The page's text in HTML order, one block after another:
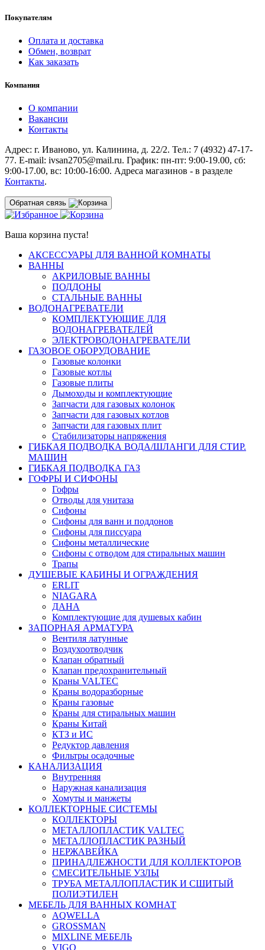
Покупателям
Оплата и доставка
Обмен, возврат
Как заказать
Компания
О компании
Вакансии
Контакты
Адрес: г. Иваново, ул. Калинина, д. 22/2. Тел.: 7 (4932) 47-17-
77. E-mail: ivsan2705@mail.ru. График: пн-пт: 9:00-19.00, сб:
9:00-17.00, вс: 10:00-16:00. Адреса магазинов - в разделе
Контакты.
Обратная связь
Ваша корзина пуста!
АКСЕССУАРЫ ДЛЯ ВАННОЙ КОМНАТЫ
ВАННЫ
АКРИЛОВЫЕ ВАННЫ
ПОДДОНЫ
СТАЛЬНЫЕ ВАННЫ
ВОДОНАГРЕВАТЕЛИ
КОМПЛЕКТУЮЩИЕ ДЛЯ
ВОДОНАГРЕВАТЕЛЕЙ
ЭЛЕКТРОВОДОНАГРЕВАТЕЛИ
ГАЗОВОЕ ОБОРУДОВАНИЕ
Газовые колонки
Газовые котлы
Газовые плиты
Дымоходы и комплектующие
Запчасти для газовых колонок
Запчасти для газовых котлов
Запчасти для газовых плит
Стабилизаторы напряжения
ГИБКАЯ ПОДВОДКА ВОДА/ШЛАНГИ ДЛЯ СТИР.
МАШИН
ГИБКАЯ ПОДВОДКА ГАЗ
ГОФРЫ И СИФОНЫ
Гофры
Отводы для унитаза
Сифоны
Сифоны для ванн и поддонов
Сифоны для писсуара
Сифоны металлические
Сифоны с отводом для стиральных машин
Трапы
ДУШЕВЫЕ КАБИНЫ И ОГРАЖДЕНИЯ
ERLIT
NIAGARA
ДАНА
Комплектующие для душевых кабин
ЗАПОРНАЯ АРМАТУРА
Вентиля латунные
Воздухоотводчик
Клапан обратный
Клапан предохранительный
Краны VALTEC
Краны водоразборные
Краны газовые
Краны для стиральных машин
Краны Китай
КТЗ и ИС
Редуктор давления
Фильтры осадочные
КАНАЛИЗАЦИЯ
Внутренняя
Наружная канализация
Хомуты и манжеты
КОЛЛЕКТОРНЫЕ СИСТЕМЫ
КОЛЛЕКТОРЫ
МЕТАЛЛОПЛАСТИК VALTEC
МЕТАЛЛОПЛАСТИК РАЗНЫЙ
НЕРЖАВЕЙКА
ПРИНАДЛЕЖНОСТИ ДЛЯ КОЛЛЕКТОРОВ
СМЕСИТЕЛЬНЫЕ УЗЛЫ
ТРУБА МЕТАЛЛОПЛАСТИК И СШИТЫЙ
ПОЛИЭТИЛЕН
МЕБЕЛЬ ДЛЯ ВАННЫХ КОМНАТ
AQWELLA
GROSSMAN
MIXLINE МЕБЕЛЬ
VIGO